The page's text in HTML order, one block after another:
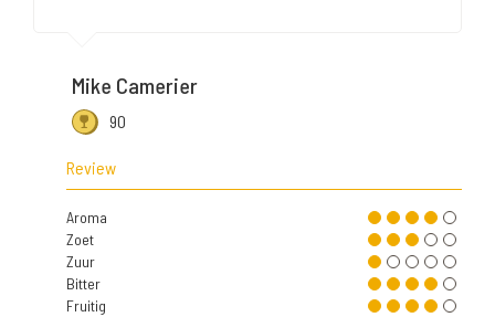
Mike Camerier
90
Review
Aroma
Zoet
Zuur
Bitter
Fruitig